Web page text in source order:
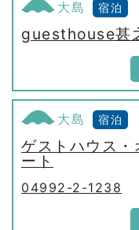
大島 宿泊
guesthouse甚
大島 宿泊
ゲストハウス
ート
04992-2-1238